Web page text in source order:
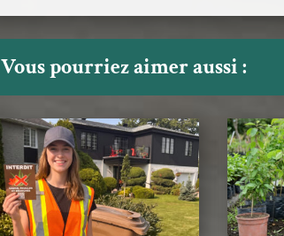
Vous pourriez aimer aussi :